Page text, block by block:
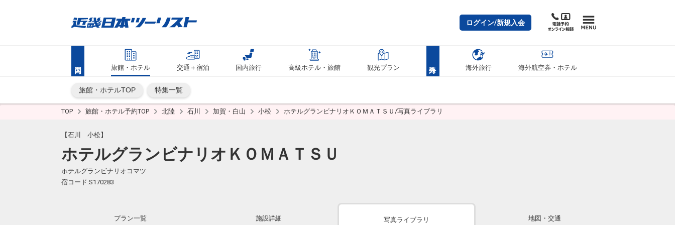
ログイン/新規入会
旅館・ホテル 交通＋宿泊 国内旅行 高級ホテル・旅館 観光プラン 海外旅行 海外航空券・ホテル
旅館・ホテルTOP 特集一覧
TOP 旅館・ホテル予約TOP 北陸 石川 加賀・白山 小松 ホテルグランビナリオＫＯＭＡＴＳＵ/写真ライブラリ
【石川 小松】
ホテルグランビナリオＫＯＭＡＴＳＵ
ホテルグランビナリオコマツ
宿コード:S170283
プラン一覧 施設詳細 写真ライブラリ 地図・交通